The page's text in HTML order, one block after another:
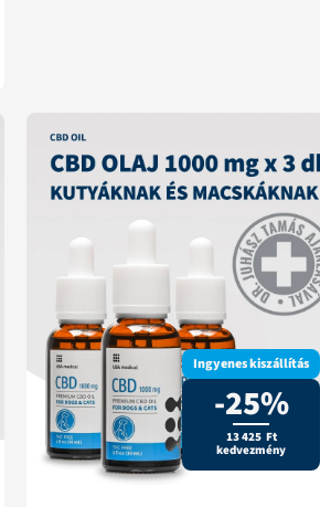
Ingyenes kiszállítás
-25%
13 425 Ft
kedvezmény